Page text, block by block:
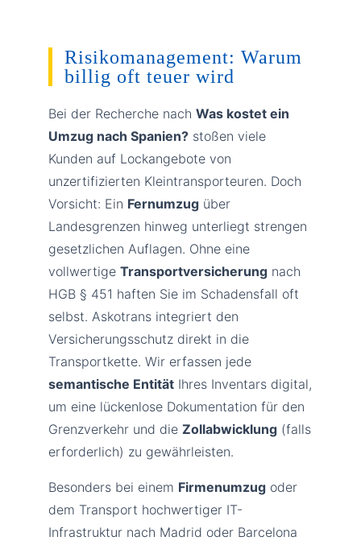
Risikomanagement: Warum
billig oft teuer wird
Bei der Recherche nach Was kostet ein
Umzug nach Spanien?stoßen viele
Kunden auf Lockangebote von
unzertifizierten Kleintransporteuren. Doch
Vorsicht: Ein Fernumzugüber
Landesgrenzen hinweg unterliegt strengen
gesetzlichen Auflagen. Ohne eine
vollwertige Transportversicherungnach
HGB § 451 haften Sie im Schadensfall oft
selbst. Askotrans integriert den
Versicherungsschutz direkt in die
Transportkette. Wir erfassen jede
semantische EntitätIhres Inventars digital,
um eine lückenlose Dokumentation für den
Grenzverkehr und die Zollabwicklung(falls
erforderlich) zu gewährleisten.
Besonders bei einem Firmenumzugoder
dem Transport hochwertiger IT-
Infrastruktur nach Madrid oder Barcelona